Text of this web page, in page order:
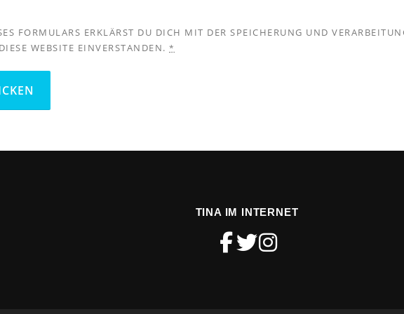
FORMULARS ERKLÄRST DU DICH MIT DER SPEICHERUNG UND
WEBSITE EINVERSTANDEN. *
TINA IM INTERNET